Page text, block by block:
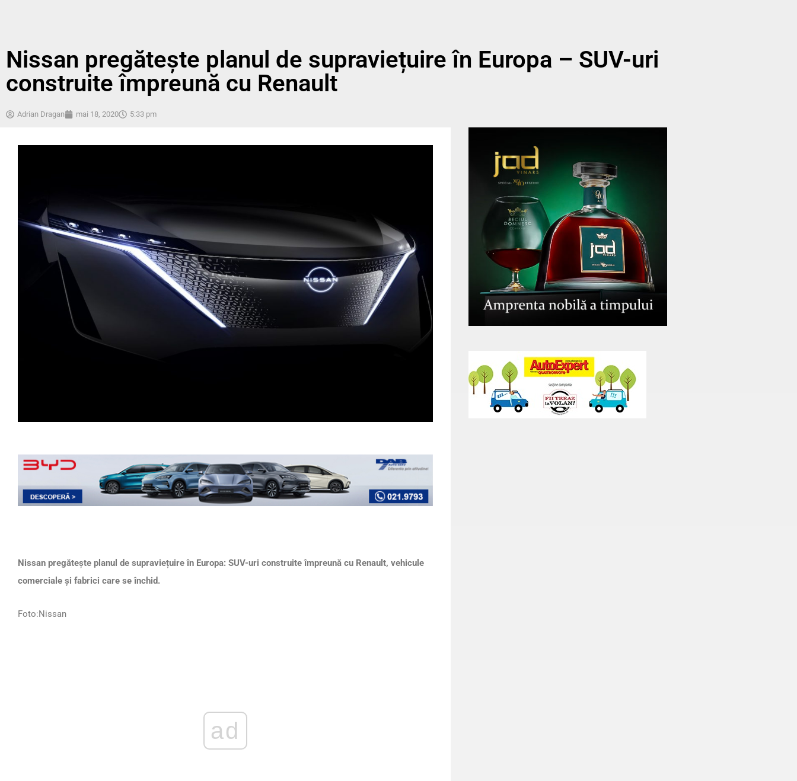
Nissan pregătește planul de supraviețuire în Europa – SUV-uri
construite împreună cu Renault
Adrian Dragan mai 18, 2020 5:33 pm
Nissan pregătește planul de supraviețuire în Europa: SUV-uri construite împreună cu Renault, vehicule
comerciale și fabrici care se închid.
Foto:Nissan
ad